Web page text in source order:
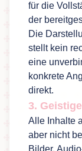
für die
der
Die
stellt kein
eine
konkrete
direkt.
3.
Alle Inhalte
aber nicht
Bilder,